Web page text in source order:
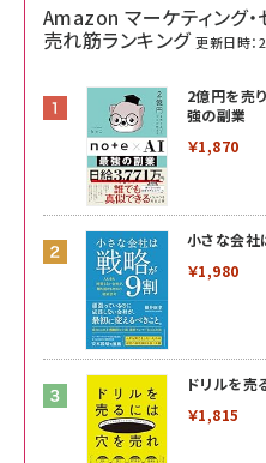
Amazon マーケティング
売れ筋ランキング 更新日時
2億円を売
強の副業
￥1,870
小さな会
￥1,980
ドリルを売
￥1,815